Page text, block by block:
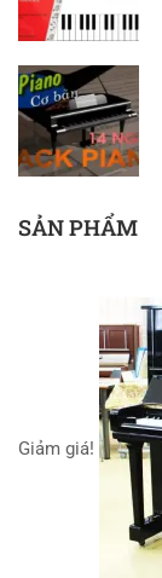
SẢN PHẨM
Giảm giá!